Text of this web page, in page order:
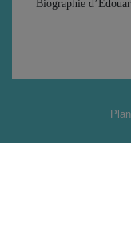
Biographie